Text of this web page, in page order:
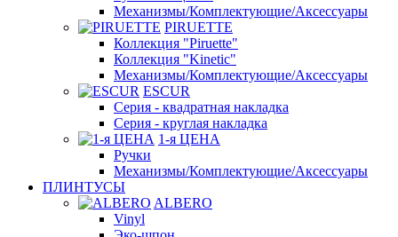
Механизмы/Комплектующие/Аксессуары
PIRUETTE
Коллекция "Piruette"
Коллекция "Kinetic"
Механизмы/Комплектующие/Аксессуары
ESCUR
Серия - квадратная накладка
Серия - круглая накладка
1-я ЦЕНА
Ручки
Механизмы/Комплектующие/Аксессуары
ПЛИНТУСЫ
ALBERO
Vinyl